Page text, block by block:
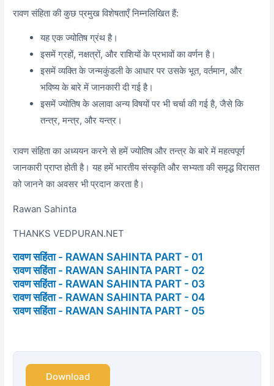
रावण संहिता की कुछ प्रमुख विशेषताएँ निम्नलिखित हैं:
यह एक ज्योतिष ग्रंथ है।
इसमें ग्रहों, नक्षत्रों, और राशियों के प्रभावों का वर्णन है।
इसमें व्यक्ति के जन्मकुंडली के आधार पर उसके भूत, वर्तमान, और
भविष्य के बारे में जानकारी दी गई है।
इसमें ज्योतिष के अलावा अन्य विषयों पर भी चर्चा की गई है, जैसे कि
तन्त्र, मन्त्र, और यन्त्र।
रावण संहिता का अध्ययन करने से हमें ज्योतिष और तन्त्र के बारे में महत्वपूर्ण
जानकारी प्राप्त होती है। यह हमें भारतीय संस्कृति और सभ्यता की समृद्ध विरासत
को जानने का अवसर भी प्रदान करता है।
Rawan Sahinta
THANKS VEDPURAN.NET
रावण सहिंता - RAWAN SAHINTA PART - 01
रावण सहिंता - RAWAN SAHINTA PART - 02
रावण सहिंता - RAWAN SAHINTA PART - 03
रावण सहिंता - RAWAN SAHINTA PART - 04
रावण सहिंता - RAWAN SAHINTA PART - 05
Download